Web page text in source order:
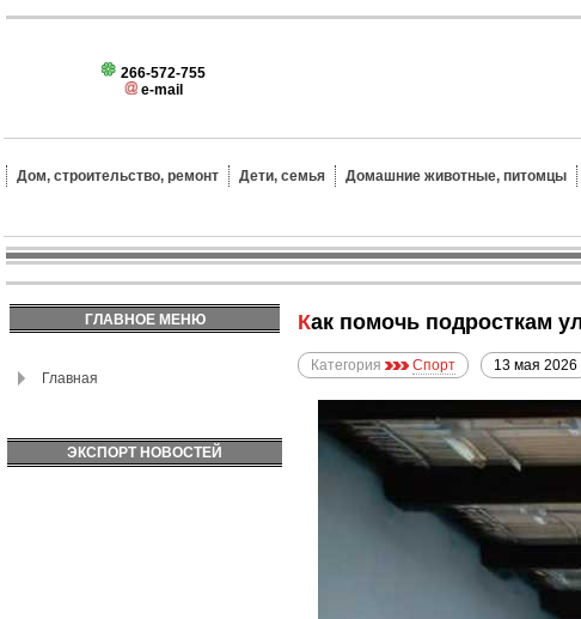
266-572-755
e-mail
Дом, строительство, ремонт Дети, семья Домашние животные, питомцы
ГЛАВНОЕ МЕНЮ
Главная
ЭКСПОРТ НОВОСТЕЙ
Как помочь подросткам
Категория Спорт 13 мая 2026